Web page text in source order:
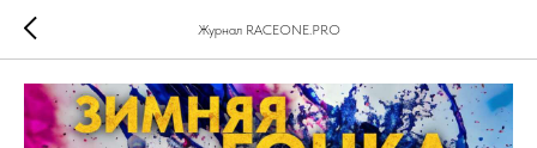
Журнал RACEONE.PRO